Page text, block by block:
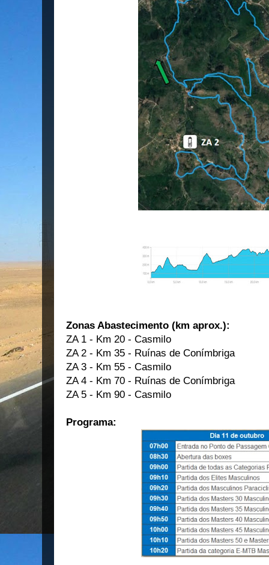
Zonas Abastecimento (km aprox.):
ZA 1 - Km 20 - Casmilo
ZA 2 - Km 35 - Ruínas de Conímbriga
ZA 3 - Km 55 - Casmilo
ZA 4 - Km 70 - Ruínas de Conímbriga
ZA 5 - Km 90 - Casmilo
Programa: